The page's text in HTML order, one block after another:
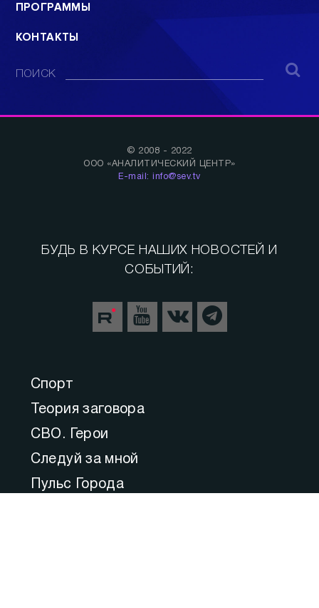
ПРОГРАММЫ
КОНТАКТЫ
ПОИСК
© 2008 - 2022
ООО «АНАЛИТИЧЕСКИЙ ЦЕНТР»
E-mail: info@sev.tv
Спорт
Теория заговора
СВО. Герои
Следуй за мной
Пульс Города
БУДЬ В КУРСЕ НАШИХ НОВОСТЕЙ И
СОБЫТИЙ: